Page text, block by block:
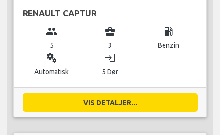
RENAULT CAPTUR
group
5
business_center
3
local_gas_station
Benzin
miscellaneous_services
Automatisk
login
5 Dør
VIS DETALJER...